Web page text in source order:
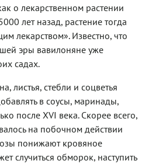
о лекарственном растении
лет назад, растение тогда
лекарством». Известно, что
эры вавилоняне уже
садах.
листья, стебли и соцветья
в соусы, маринады,
после XVI века. Скорее всего,
на побочном действии
понижают кровяное
случиться обморок, наступить